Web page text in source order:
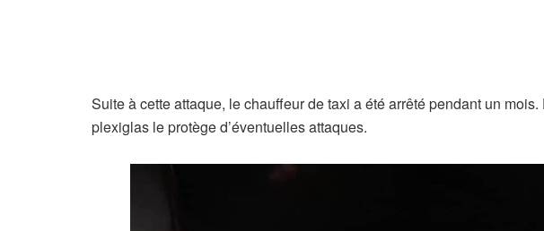
Suite à cette attaque, le chauffeur de taxi a été arrêté pendant un
plexiglas le protège d’éventuelles attaques.